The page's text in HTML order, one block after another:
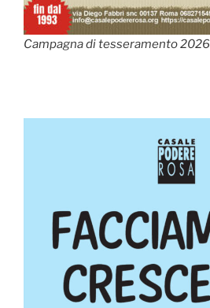
Campagna di tesseramento 2026